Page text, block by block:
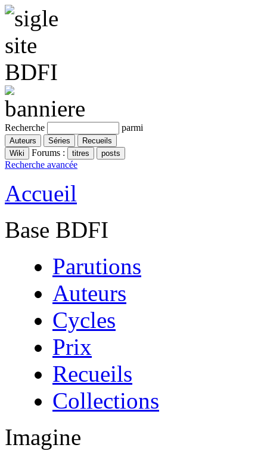
Recherche parmi
Forums :
Recherche avancée
Accueil
Base BDFI
Parutions
Auteurs
Cycles
Prix
Recueils
Collections
Imagine